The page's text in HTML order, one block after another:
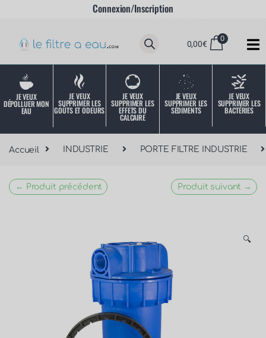
Connexion/Inscription
0,00€
0
JE VEUX
DÉPOLLUER MON
EAU
JE VEUX
SUPPRIMER LES
GOÛTS ET ODEURS
JE VEUX
SUPPRIMER LES
EFFETS DU
CALCAIRE
JE VEUX
SUPPRIMER LES
SÉDIMENTS
JE VEUX
SUPPRIMER LES
BACTÉRIES
Accueil INDUSTRIE PORTE FILTRE INDUSTRIE
← Produit précédent Produit suivant →
🔍